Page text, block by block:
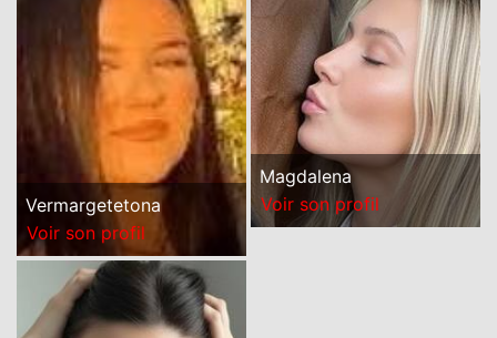
Vermargetetona
Voir son profil
Magdalena
Voir son profil